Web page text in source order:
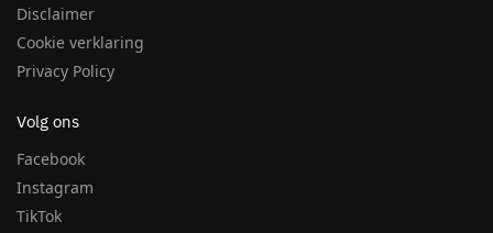
Disclaimer
Cookie verklaring
Privacy Policy
Volg ons
Facebook
Instagram
TikTok